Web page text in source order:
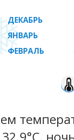
ДЕКАБРЬ
ЯНВАРЬ
ФЕВРАЛЬ